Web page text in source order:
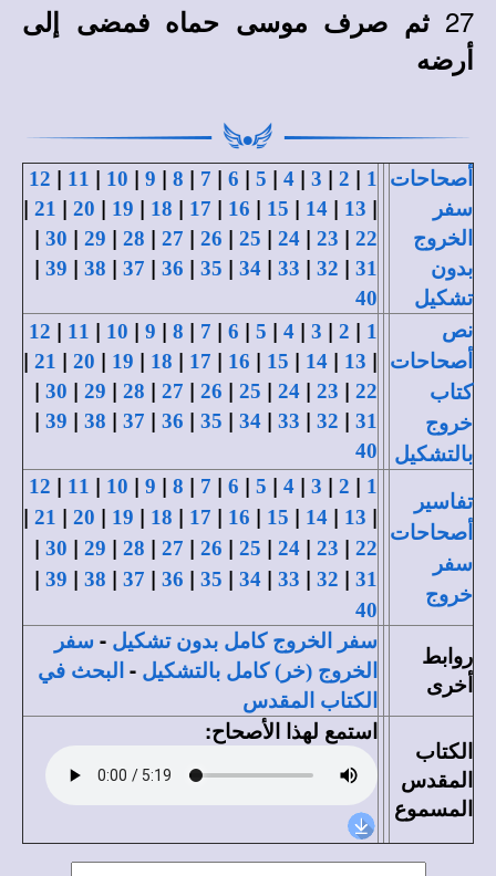
27 ثم صرف موسى حماه فمضى إلى
أرضه
أصحاحات
سفر
الخروج
بدون
تشكيل
1
|
2
|
3
|
4
|
5
|
6
|
7
|
8
|
9
|
10
|
11
|
12
|
13
|
14
|
15
|
16
|
17
|
18
|
19
|
20
|
21
|
22
|
23
|
24
|
25
|
26
|
27
|
28
|
29
|
30
|
31
|
32
|
33
|
34
|
35
|
36
|
37
|
38
|
39
|
40
نص
أصحاحات
كتاب
خروج
بالتشكيل
1
|
2
|
3
|
4
|
5
|
6
|
7
|
8
|
9
|
10
|
11
|
12
|
13
|
14
|
15
|
16
|
17
|
18
|
19
|
20
|
21
|
22
|
23
|
24
|
25
|
26
|
27
|
28
|
29
|
30
|
31
|
32
|
33
|
34
|
35
|
36
|
37
|
38
|
39
|
40
تفاسير
أصحاحات
سفر
خروج
1
|
2
|
3
|
4
|
5
|
6
|
7
|
8
|
9
|
10
|
11
|
12
|
13
|
14
|
15
|
16
|
17
|
18
|
19
|
20
|
21
|
22
|
23
|
24
|
25
|
26
|
27
|
28
|
29
|
30
|
31
|
32
|
33
|
34
|
35
|
36
|
37
|
38
|
39
|
40
روابط
أخرى
سفر الخروج كامل بدون تشكيل - سفر
الخروج (خر) كامل بالتشكيل - البحث في
الكتاب المقدس
الكتاب
المقدس
المسموع
استمع لهذا الأصحاح: